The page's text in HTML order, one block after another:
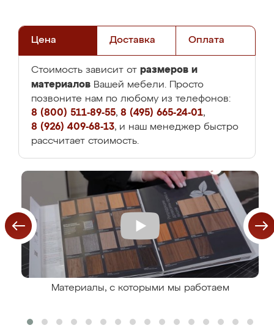
Цена Доставка Оплата
Стоимость зависит от размеров и
материалов Вашей мебели. Просто
позвоните нам по любому из телефонов:
8 (800) 511-89-55, 8 (495) 665-24-01,
8 (926) 409-68-13, и наш менеджер быстро
рассчитает стоимость.
Материалы, с которыми мы работаем